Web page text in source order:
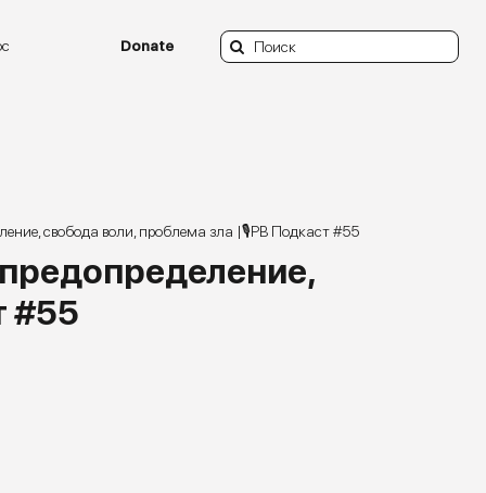
Donate
Search
for:
свобода воли, проблема зла |🎙РВ Подкаст #55
#55